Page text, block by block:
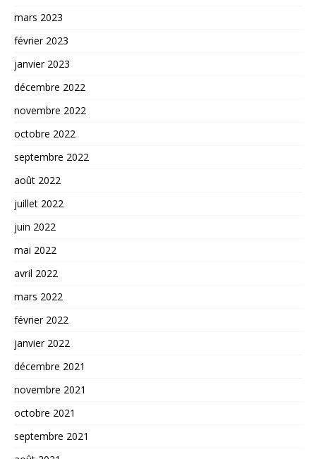
mars 2023
février 2023
janvier 2023
décembre 2022
novembre 2022
octobre 2022
septembre 2022
août 2022
juillet 2022
juin 2022
mai 2022
avril 2022
mars 2022
février 2022
janvier 2022
décembre 2021
novembre 2021
octobre 2021
septembre 2021